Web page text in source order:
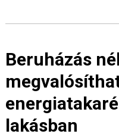
Beruházás
lakásban